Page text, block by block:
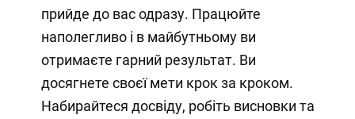
прийде до вас одразу. Працюйте
наполегливо і в майбутньому ви
отримаєте гарний результат. Ви
досягнете своєї мети крок за кроком.
Набирайтеся досвіду, робіть висновки та